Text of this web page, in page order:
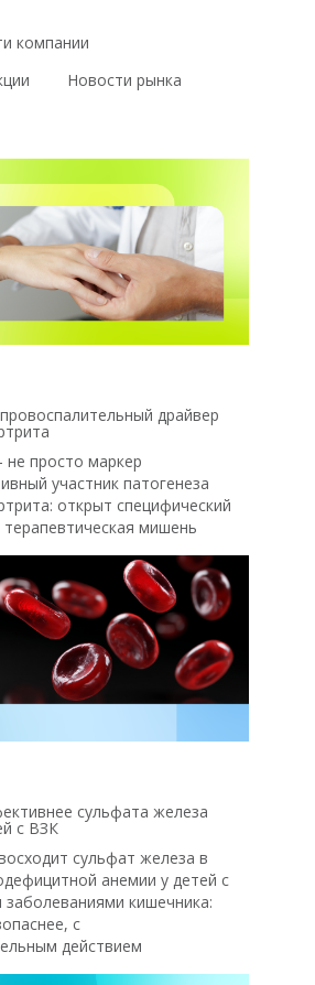
компании
Новости рынка
драйвер
просто маркер
участник патогенеза
открыт специфический
мишень
сульфата железа
с ВЗК
сульфат железа в
анемии у детей с
кишечника:
с
действием